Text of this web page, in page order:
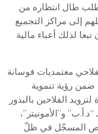
طال انتظاره من
إلى مراكز التجميع
لذلك أعباء مالية
معتمديات فوسانة
ضمن رؤية تنموية
الفلاحين بالبذور
و”الأمونيتر”،
المسجّل في ظلّ